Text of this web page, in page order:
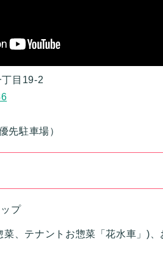
目19-2
先駐車場）
プ
菜、テナントお惣菜「花水車」)、